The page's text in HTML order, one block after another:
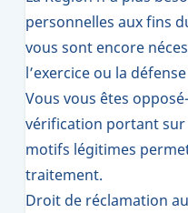
personnelles aux fins
vous sont encore
l’exercice ou la
Vous vous êtes
vérification portant sur
motifs légitimes
traitement.
Droit de réclamation